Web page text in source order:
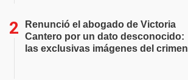
Renunció el abogado de Victoria
Cantero por un dato desconocido:
las exclusivas imágenes del crimen